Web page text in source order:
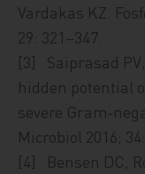
Vardakas KZ.
29: 321–347.
[3] Saiprasad
hidden potential
severe
Microbiol 2016;
[4] Bensen DC,